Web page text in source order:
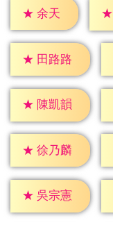
★ 余天 ★
★ 田路路
★ 陳凱韻
★ 徐乃麟
★ 吳宗憲